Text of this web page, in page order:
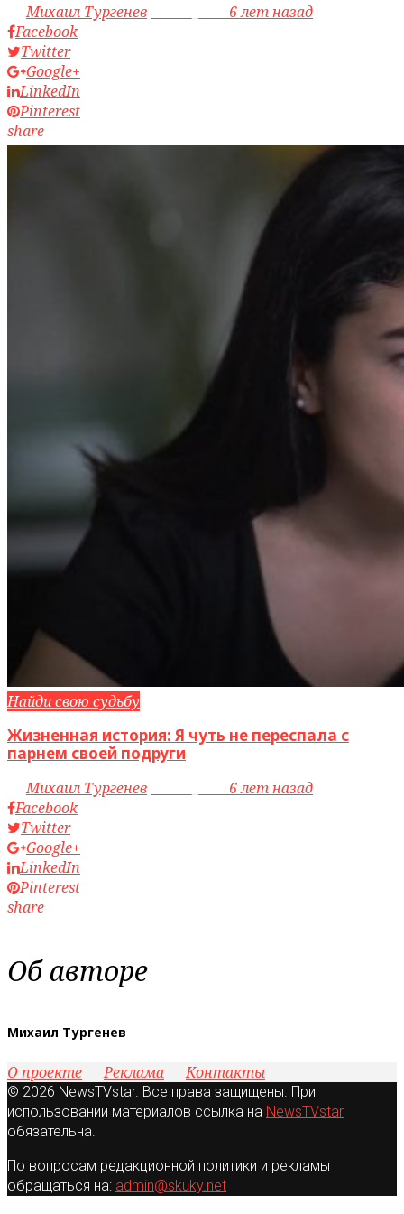
byМихаил Тургенев
6 лет назад
Facebook
Twitter
Google+
LinkedIn
Pinterest
share
Найди свою судьбу
Жизненная история: Я чуть не переспала с
парнем своей подруги
byМихаил Тургенев
6 лет назад
Facebook
Twitter
Google+
LinkedIn
Pinterest
share
Об авторе
Михаил Тургенев
О проекте Реклама Контакты
© 2026 NewsTVstar. Все права защищены. При
использовании материалов ссылка на NewsTVstar
обязательна.
По вопросам редакционной политики и рекламы
обращаться на: admin@skuky.net